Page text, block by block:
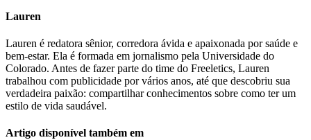
Lauren
Lauren é redatora sênior, corredora ávida e apaixonada por saúde e
bem-estar. Ela é formada em jornalismo pela Universidade do
Colorado. Antes de fazer parte do time do Freeletics, Lauren
trabalhou com publicidade por vários anos, até que descobriu sua
verdadeira paixão: compartilhar conhecimentos sobre como ter um
estilo de vida saudável.
Artigo disponível também em